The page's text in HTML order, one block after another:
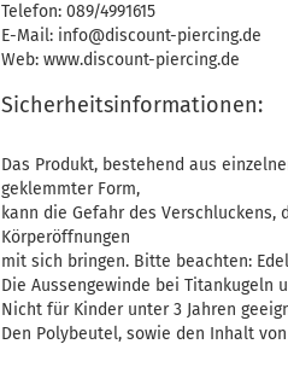
Telefon: 089/4991615
E-Mail: info@discount-piercing.de
Web: www.discount-piercing.de
Sicherheitsinformationen:
Das Produkt, bestehend aus
geklemmter Form,
kann die Gefahr des
Körperöffnungen
mit sich bringen. Bitte beachten:
Die Aussengewinde bei Titankugeln
Nicht für Kinder unter 3 Jahren
Den Polybeutel, sowie den Inhalt